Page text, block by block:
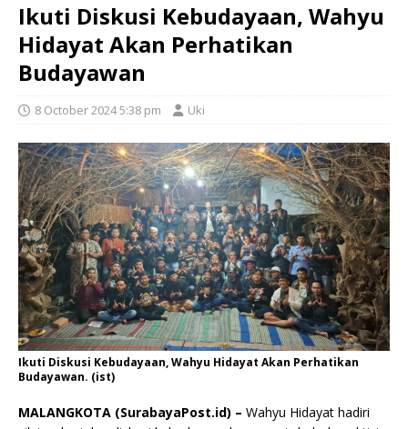
Ikuti Diskusi Kebudayaan, Wahyu
Hidayat Akan Perhatikan
Budayawan
8 October 2024 5:38 pm Uki
Ikuti Diskusi Kebudayaan, Wahyu Hidayat Akan Perhatikan
Budayawan. (ist)
MALANGKOTA (SurabayaPost.id) – Wahyu Hidayat hadiri